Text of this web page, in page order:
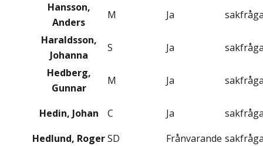
Hansson,
Anders
M Ja
Haraldsson,
Johanna
S Ja
Hedberg,
Gunnar
M Ja
Hedin, Johan C Ja
Hedlund, RogerSD Frånvarande